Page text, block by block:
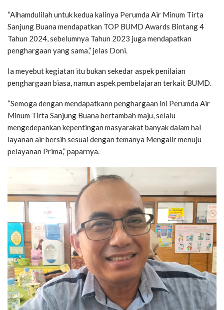
“Alhamdulilah untuk kedua kalinya Perumda Air Minum Tirta
Sanjung Buana mendapatkan TOP BUMD Awards Bintang 4
Tahun 2024, sebelumnya Tahun 2023 juga mendapatkan
penghargaan yang sama,” jelas Doni.
Ia meyebut kegiatan itu bukan sekedar aspek penilaian
penghargaan biasa, namun aspek pembelajaran terkait BUMD.
“Semoga dengan mendapatkann penghargaan ini Perumda Air
Minum Tirta Sanjung Buana bertambah maju, selalu
mengedepankan kepentingan masyarakat banyak dalam hal
layanan air bersih sesuai dengan temanya Mengalir menuju
pelayanan Prima,” paparnya.